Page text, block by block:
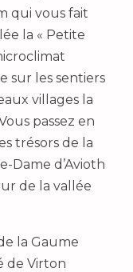
qui vous fait
la « Petite
sur les sentiers
villages la
passez en
trésors de la
Dame d’Avioth
de la vallée
la Gaume
de Virton